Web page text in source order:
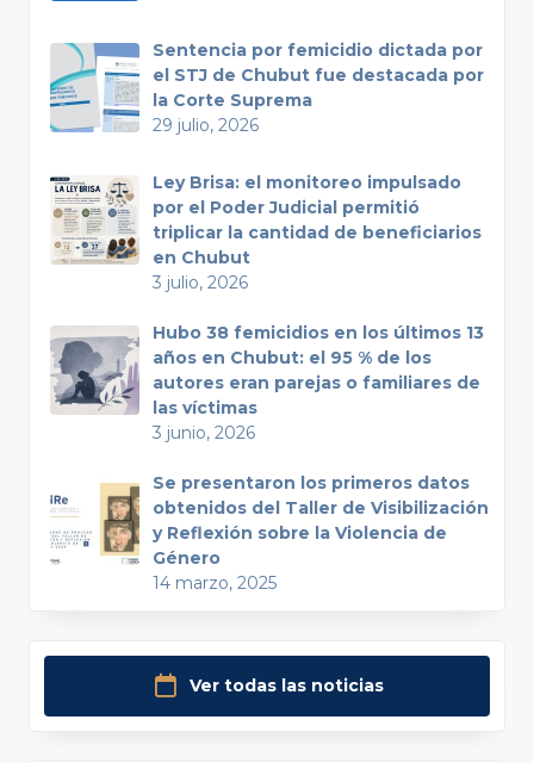
Sentencia por femicidio dictada por
el STJ de Chubut fue destacada por
la Corte Suprema
29 julio, 2026
Ley Brisa: el monitoreo impulsado
por el Poder Judicial permitió
triplicar la cantidad de beneficiarios
en Chubut
3 julio, 2026
Hubo 38 femicidios en los últimos 13
años en Chubut: el 95 % de los
autores eran parejas o familiares de
las víctimas
3 junio, 2026
Se presentaron los primeros datos
obtenidos del Taller de Visibilización
y Reflexión sobre la Violencia de
Género
14 marzo, 2025
Ver todas las noticias